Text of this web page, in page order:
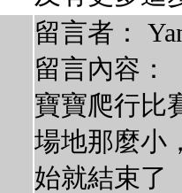
留言者：
留言內容：
寶寶爬行比
場地那麼小
始就結束了